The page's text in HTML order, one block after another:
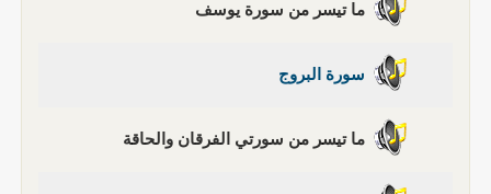
ما تيسر من سورة يوسف
سورة البروج
ما تيسر من سورتي الفرقان والحاقة